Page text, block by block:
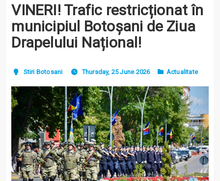
VINERI! Trafic restricționat în
municipiul Botoșani de Ziua
Drapelului Național!
Stiri Botosani Thursday, 25 June 2026 Actualitate